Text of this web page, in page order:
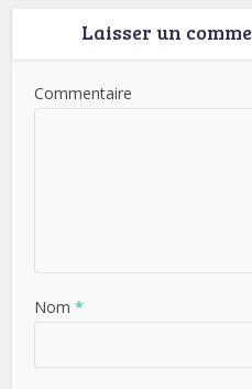
Laisser un
Commentaire
Nom*